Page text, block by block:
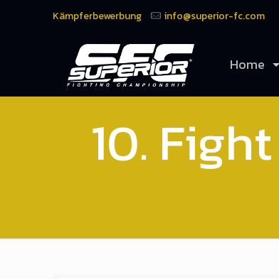
Kämpferbewerbung info@superior-fc.com
Home
10.